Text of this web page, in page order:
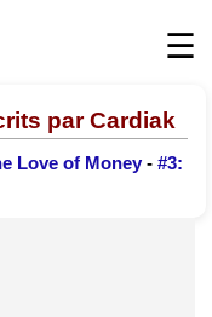
☰
par Cardiak
Love of Money - #3: